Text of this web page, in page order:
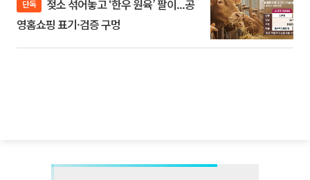
단독
영홈쇼핑 표기·검증 구멍